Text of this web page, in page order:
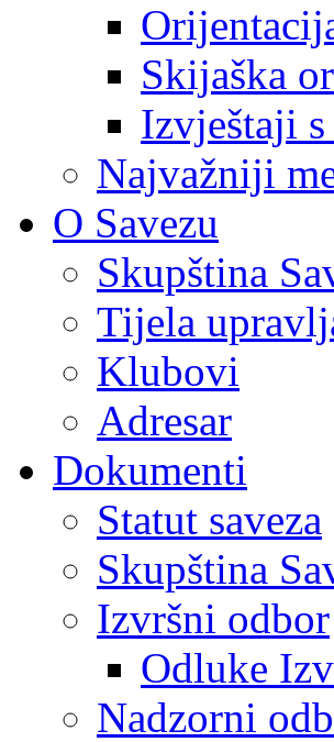
Skijaška
Izvještaji s
Najvažniji
O Savezu
Skupština
Tijela
Klubovi
Adresar
Dokumenti
Statut saveza
Skupština
Izvršni odbor
Odluke
Nadzorni